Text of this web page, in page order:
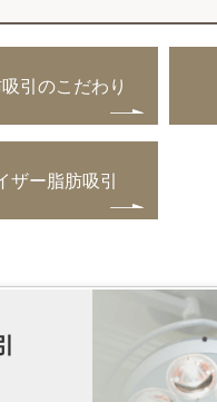
引のこだわり
ザー脂肪吸引